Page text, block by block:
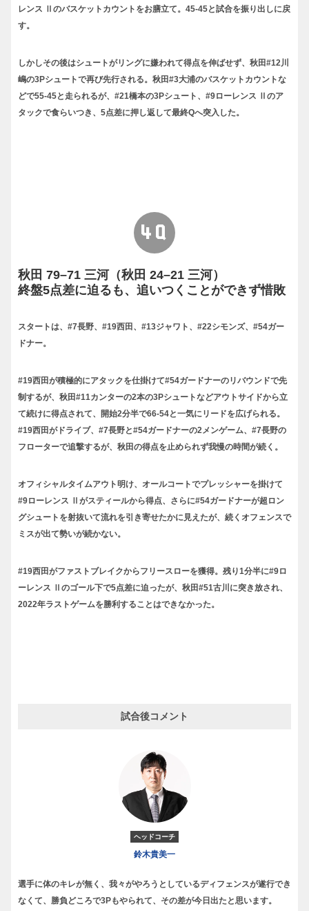
レンス Ⅱのバスケットカウントをお膳立て。45-45と試合を振り出しに戻
す。
しかしその後はシュートがリングに嫌われて得点を伸ばせず、秋田#12川
嶋の3Pシュートで再び先行される。秋田#3大浦のバスケットカウントな
どで55-45と走られるが、#21橋本の3Pシュート、#9ローレンス Ⅱのア
タックで食らいつき、5点差に押し返して最終Qへ突入した。
4Q
秋田 79–71 三河（秋田 24–21 三河）
終盤5点差に迫るも、追いつくことができず惜敗
スタートは、#7長野、#19西田、#13ジャワト、#22シモンズ、#54ガー
ドナー。
#19西田が積極的にアタックを仕掛けて#54ガードナーのリバウンドで先
制するが、秋田#11カンターの2本の3Pシュートなどアウトサイドから立
て続けに得点されて、開始2分半で66-54と一気にリードを広げられる。
#19西田がドライブ、#7長野と#54ガードナーの2メンゲーム、#7長野の
フローターで追撃するが、秋田の得点を止められず我慢の時間が続く。
オフィシャルタイムアウト明け、オールコートでプレッシャーを掛けて
#9ローレンス Ⅱがスティールから得点、さらに#54ガードナーが超ロン
グシュートを射抜いて流れを引き寄せたかに見えたが、続くオフェンスで
ミスが出て勢いが続かない。
#19西田がファストブレイクからフリースローを獲得。残り1分半に#9ロ
ーレンス Ⅱのゴール下で5点差に迫ったが、秋田#51古川に突き放され、
2022年ラストゲームを勝利することはできなかった。
試合後コメント
ヘッドコーチ
鈴木貴美一
選手に体のキレが無く、我々がやろうとしているディフェンスが遂行でき
なくて、勝負どころで3Pもやられて、その差が今日出たと思います。